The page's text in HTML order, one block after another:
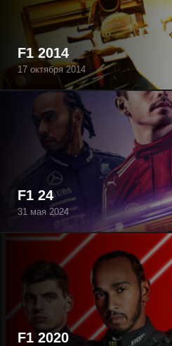
F1 2014
17 октября 2014
F1 24
31 мая 2024
F1 2020